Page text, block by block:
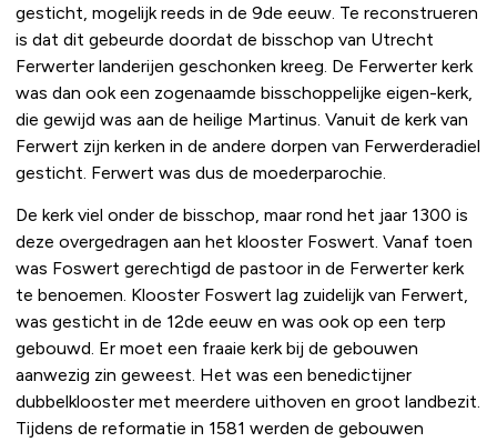
gesticht, mogelijk reeds in de 9de eeuw. Te reconstrueren
is dat dit gebeurde doordat de bisschop van Utrecht
Ferwerter landerijen geschonken kreeg. De Ferwerter kerk
was dan ook een zogenaamde bisschoppelijke eigen-kerk,
die gewijd was aan de heilige Martinus. Vanuit de kerk van
Ferwert zijn kerken in de andere dorpen van Ferwerderadiel
gesticht. Ferwert was dus de moederparochie.
De kerk viel onder de bisschop, maar rond het jaar 1300 is
deze overgedragen aan het klooster Foswert. Vanaf toen
was Foswert gerechtigd de pastoor in de Ferwerter kerk
te benoemen. Klooster Foswert lag zuidelijk van Ferwert,
was gesticht in de 12de eeuw en was ook op een terp
gebouwd. Er moet een fraaie kerk bij de gebouwen
aanwezig zin geweest. Het was een benedictijner
dubbelklooster met meerdere uithoven en groot landbezit.
Tijdens de reformatie in 1581 werden de gebouwen